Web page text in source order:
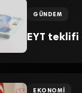
GÜNDEM
EYT teklifi
EKONOMI